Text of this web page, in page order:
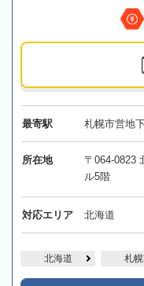
最寄駅 札幌市営地
所在地
〒064-0823
ル5階
対応エリア 北海道
北海道 札